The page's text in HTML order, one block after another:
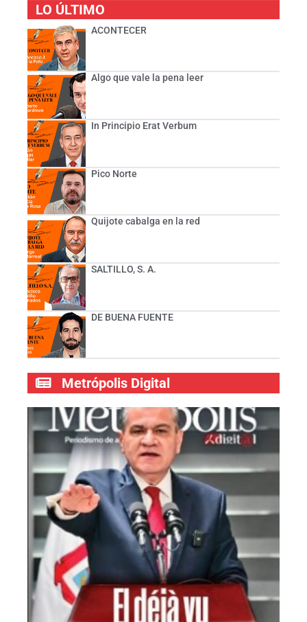
LO ÚLTIMO
ACONTECER
Algo que vale la pena leer
In Principio Erat Verbum
Pico Norte
Quijote cabalga en la red
SALTILLO, S. A.
DE BUENA FUENTE
Metrópolis Digital